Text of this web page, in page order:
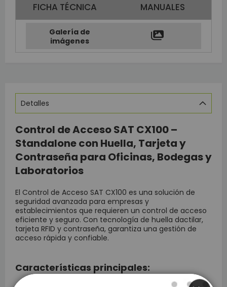
FICHA TÉCNICA MANUALES
Galería de
imágenes
Detalles
Control de Acceso SAT CX100 –
Standalone con Huella, Tarjeta y
Contraseña para Oficinas, Bodegas y
Laboratorios
El Control de Acceso SAT CX100 es una solución de
seguridad avanzada para empresas y
establecimientos que requieren un control de acceso
eficiente y seguro. Con tecnología de huella dactilar,
tarjeta RFID y contraseña, garantiza una gestión de
acceso rápida y confiable.
Características principales: